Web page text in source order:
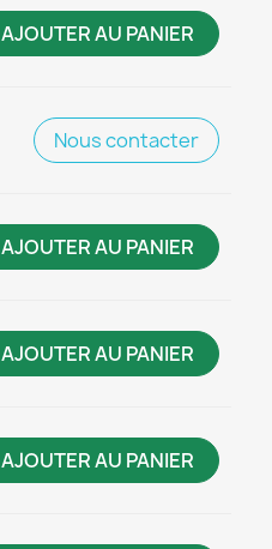
AJOUTER AU PANIER
Nous contacter
AJOUTER AU PANIER
AJOUTER AU PANIER
AJOUTER AU PANIER